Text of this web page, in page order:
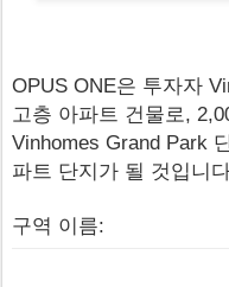
OPUS ONE은 투자자
고층 아파트 건물로,
Vinhomes Grand Park
파트 단지가 될 것입니
구역 이름: